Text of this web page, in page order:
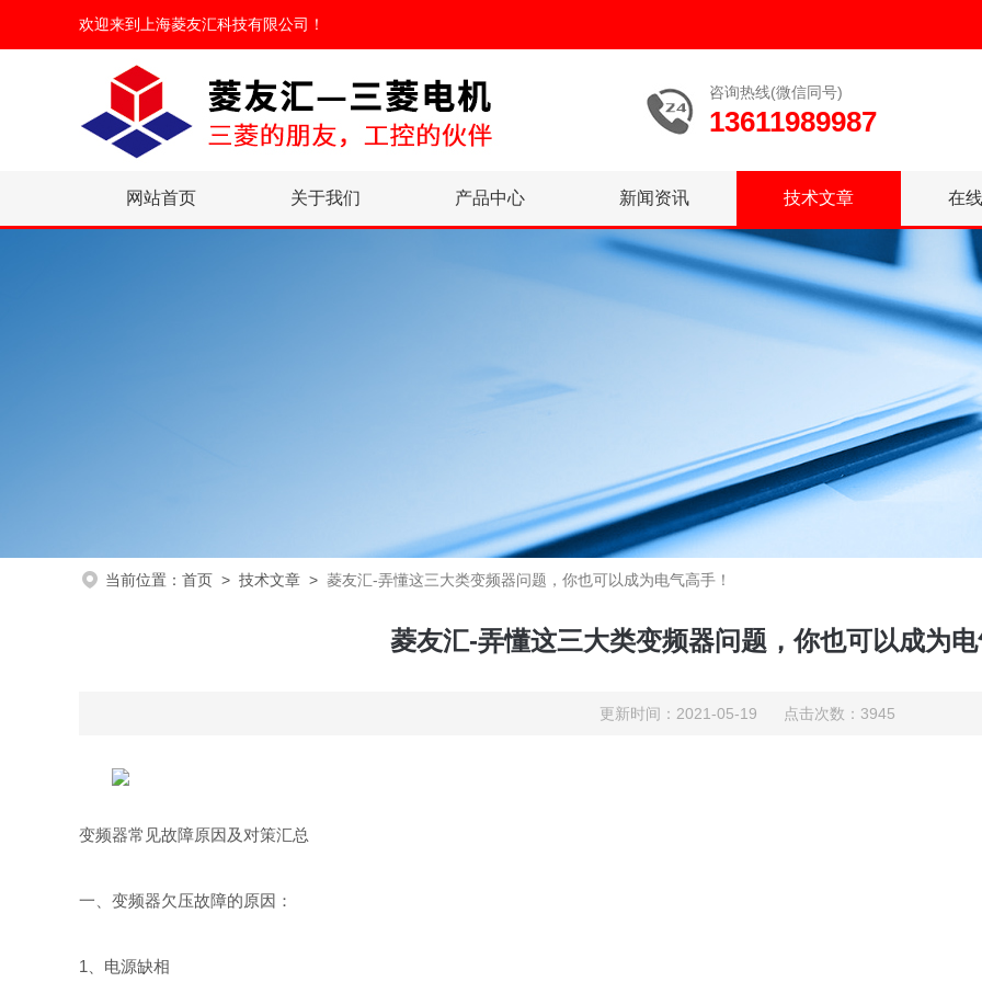
欢迎来到 上海菱友汇科技有限公司 ！
咨询热线(微信同号)
13611989987
网站首页 关于我们 产品中心 新闻资讯 技术文章 在
当前位置： 首页 > 技术文章 > 菱友汇-弄懂这三大类变频器问题，你也可以成为电气高手！
菱友汇-弄懂这三大类变频器问题，你也可以成为
更新时间：2021-05-19 点击次数：3945
变频器常见故障原因及对策汇总
一、变频器欠压故障的原因：
1、电源缺相